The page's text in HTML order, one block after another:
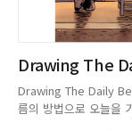
Drawing The
Drawing The Daily
름의 방법으로 오늘을